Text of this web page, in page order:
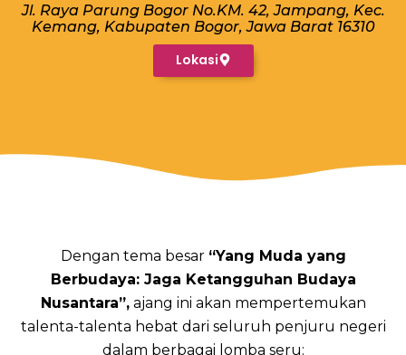
Jl. Raya Parung Bogor No.KM. 42, Jampang, Kec.
Kemang, Kabupaten Bogor, Jawa Barat 16310
Lokasi
Dengan tema besar “Yang Muda yang
Berbudaya: Jaga Ketangguhan Budaya
Nusantara”,ajang ini akan mempertemukan
talenta-talenta hebat dari seluruh penjuru negeri
dalam berbagai lomba seru: